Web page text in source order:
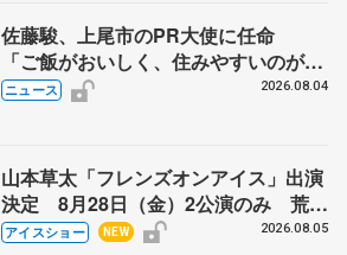
佐藤駿、上尾市のPR大使に任命
「ご飯がおいしく、住みやすいのが魅
力」
ニュース 2026.08.04
山本草太「フレンズオンアイス」出演
決定 8月28日（金）2公演のみ 荒川
静香さんプロデュース、20周年のアイ
アイスショー NEW 2026.08.05